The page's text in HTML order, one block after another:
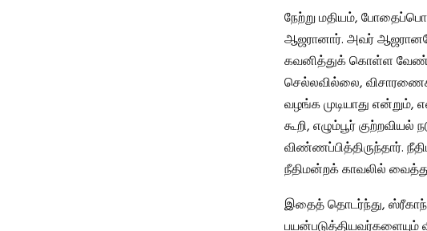
நேற்று மதியம்,
ஆஜரானார். அவர்
கவனித்துக் கொள்ள
செல்லவில்லை,
வழங்க முடியாது என்றும்,
கூறி, எழும்பூர்
விண்ணப்பித்திருந்தார்.
நீதிமன்றக் காவலில்
இதைத் தொடர்ந்து,
பயன்படுத்தியவர்களையும்